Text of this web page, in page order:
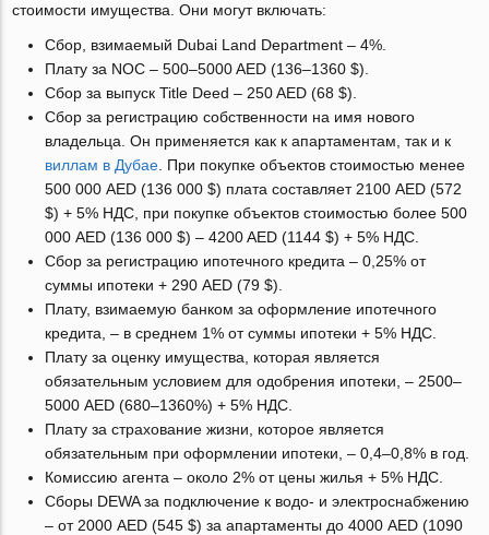
стоимости имущества. Они могут включать:
Сбор, взимаемый Dubai Land Department – 4%.
Плату за NOC – 500–5000 AED (136–1360 $).
Сбор за выпуск Title Deed – 250 AED (68 $).
Сбор за регистрацию собственности на имя нового
владельца. Он применяется как к апартаментам, так и к
виллам в Дубае . При покупке объектов стоимостью менее
500 000 AED (136 000 $) плата составляет 2100 AED (572
$) + 5% НДС, при покупке объектов стоимостью более 500
000 AED (136 000 $) – 4200 AED (1144 $) + 5% НДС.
Сбор за регистрацию ипотечного кредита – 0,25% от
суммы ипотеки + 290 AED (79 $).
Плату, взимаемую банком за оформление ипотечного
кредита, – в среднем 1% от суммы ипотеки + 5% НДС.
Плату за оценку имущества, которая является
обязательным условием для одобрения ипотеки, – 2500–
5000 AED (680–1360%) + 5% НДС.
Плату за страхование жизни, которое является
обязательным при оформлении ипотеки, – 0,4–0,8% в год.
Комиссию агента – около 2% от цены жилья + 5% НДС.
Сборы DEWA за подключение к водо- и электроснабжению
– от 2000 AED (545 $) за апартаменты до 4000 AED (1090